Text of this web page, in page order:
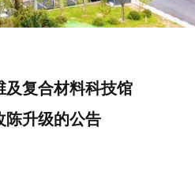
及复合材料科技馆
陈升级的公告